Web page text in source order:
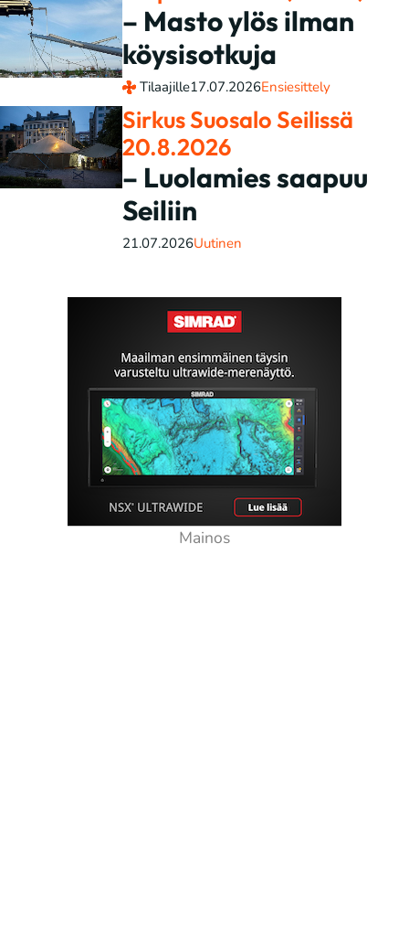
– Masto ylös ilman
köysisotkuja
Tilaajille17.07.2026Ensiesittely
Sirkus Suosalo Seilissä
20.8.2026
– Luolamies saapuu
Seiliin
21.07.2026Uutinen